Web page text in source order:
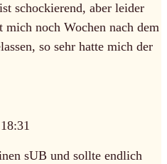
schockierend, aber leider
noch Wochen nach dem
so sehr hatte mich der
sUB und sollte endlich